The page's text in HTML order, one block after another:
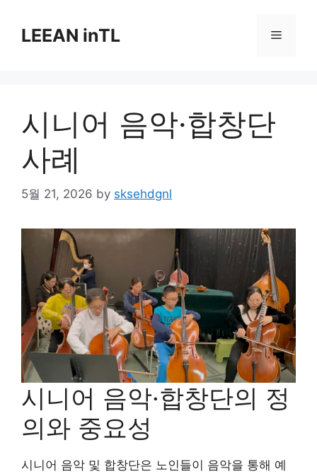
contentLEEAN inTL Menu
시니어 음악·합창단
사례
5월 21, 2026 by sksehdgnl
시니어 음악·합창단의 정
의와 중요성
시니어 음악 및 합창단은 노인들이 음악을 통해 예